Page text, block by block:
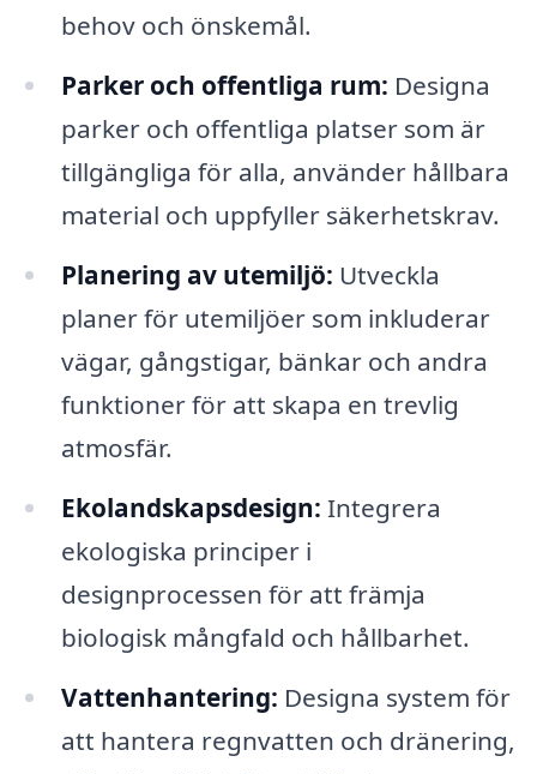
behov och önskemål.
Parker och offentliga rum: Designa
parker och offentliga platser som är
tillgängliga för alla, använder hållbara
material och uppfyller säkerhetskrav.
Planering av utemiljö: Utveckla
planer för utemiljöer som inkluderar
vägar, gångstigar, bänkar och andra
funktioner för att skapa en trevlig
atmosfär.
Ekolandskapsdesign: Integrera
ekologiska principer i
designprocessen för att främja
biologisk mångfald och hållbarhet.
Vattenhantering: Designa system för
att hantera regnvatten och dränering,